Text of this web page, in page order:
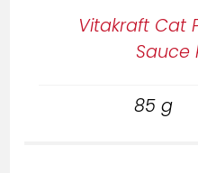
Vitakraft Cat
Sauce
85 g